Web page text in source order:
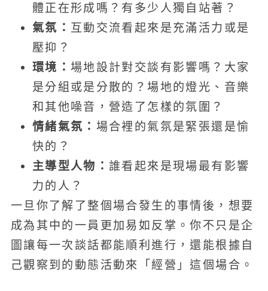
體正在形成嗎？有多少人獨自站著？
氣氛： 互動交流看起來是充滿活力或是
壓抑？
環境： 場地設計對交談有影響嗎？大家
是分組或是分散的？場地的燈光、音樂
和其他噪音，營造了怎樣的氛圍？
情緒氣氛： 場合裡的氣氛是緊張還是愉
快的？
主導型人物：誰看起來是現場最有影響
力的人？
一旦你了解了整個場合發生的事情後，想要
成為其中的一員更加易如反掌。你不只是企
圖讓每一次談話都能順利進行，還能根據自
己觀察到的動態活動來「經營」這個場合。